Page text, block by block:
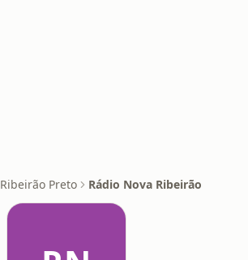
Ribeirão Preto Rádio Nova Ribeirão